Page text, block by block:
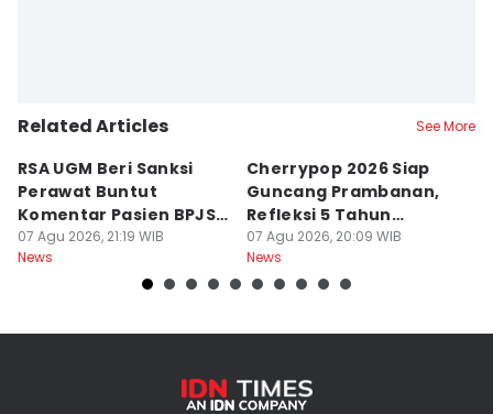
Related Articles See More
RSA UGM Beri Sanksi
Perawat Buntut
Komentar Pasien BPJS
di Medsos
07 Agu 2026, 21:19 WIB
News
Cherrypop 2026 Siap
Guncang Prambanan,
Refleksi 5 Tahun
Perjalanan
07 Agu 2026, 20:09 WIB
News